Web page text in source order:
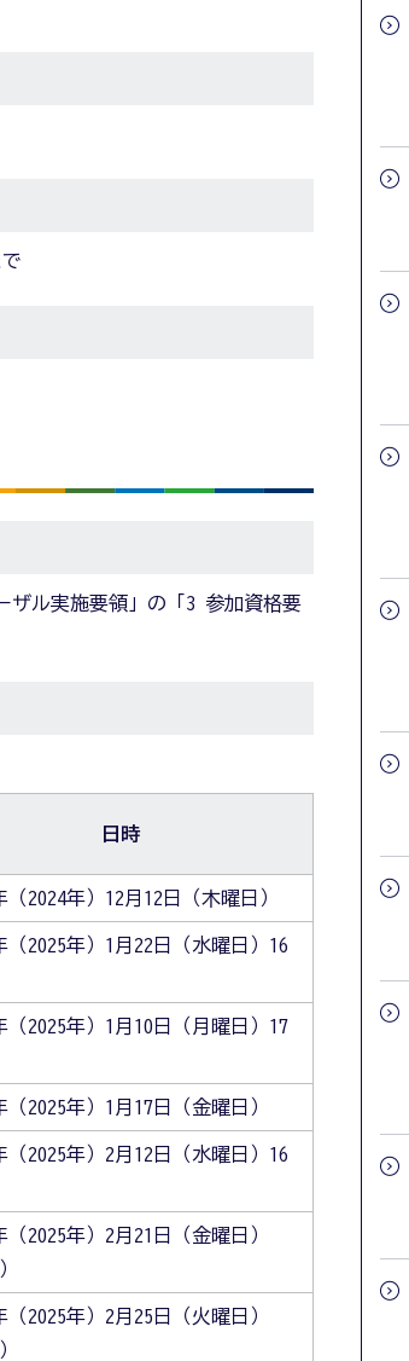
ザル実施要領」の「3 参加資格要
日時
（2024年）12月12日（木曜日）
（2025年）1月22日（水曜日）16
（2025年）1月10日（月曜日）17
（2025年）1月17日（金曜日）
（2025年）2月12日（水曜日）16
（2025年）2月21日（金曜日）
（2025年）2月25日（火曜日）